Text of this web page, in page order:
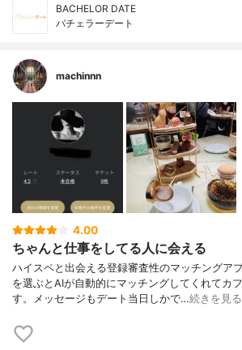
BACHELOR DATE
バチェラーデート
machinnn
4.00
ちゃんと仕事をしてる人に会える
ハイスペと出会える登録審査性のマッチングア
を選ぶとAIが自動的にマッチングしてくれてカ
す。メッセージもデート当日しかで…続きを見る